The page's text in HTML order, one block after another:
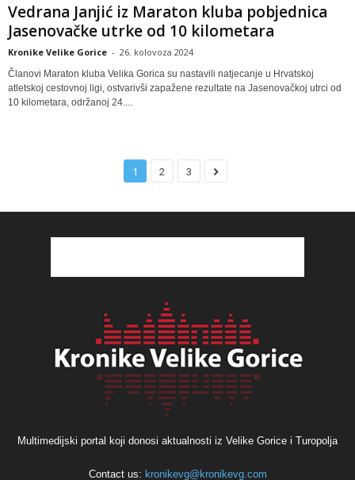
Vedrana Janjić iz Maraton kluba pobjednica
Jasenovačke utrke od 10 kilometara
Kronike Velike Gorice - 26. kolovoza 2024
Članovi Maraton kluba Velika Gorica su nastavili natjecanje u Hrvatskoj
atletskoj cestovnoj ligi, ostvarivši zapažene rezultate na Jasenovačkoj utrci od
10 kilometara, održanoj 24....
1 2 3
Multimedijski portal koji donosi aktualnosti iz Velike Gorice i Turopolja
Contact us: kronikevg@kronikevg.com